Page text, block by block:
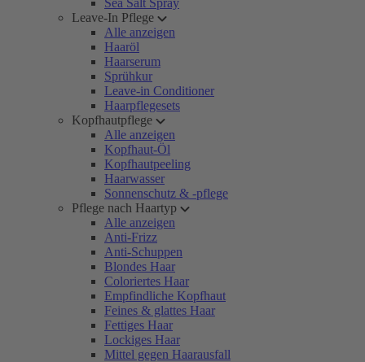
Sea Salt Spray
Leave-In Pflege
Alle anzeigen
Haaröl
Haarserum
Sprühkur
Leave-in Conditioner
Haarpflegesets
Kopfhautpflege
Alle anzeigen
Kopfhaut-Öl
Kopfhautpeeling
Haarwasser
Sonnenschutz & -pflege
Pflege nach Haartyp
Alle anzeigen
Anti-Frizz
Anti-Schuppen
Blondes Haar
Coloriertes Haar
Empfindliche Kopfhaut
Feines & glattes Haar
Fettiges Haar
Lockiges Haar
Mittel gegen Haarausfall